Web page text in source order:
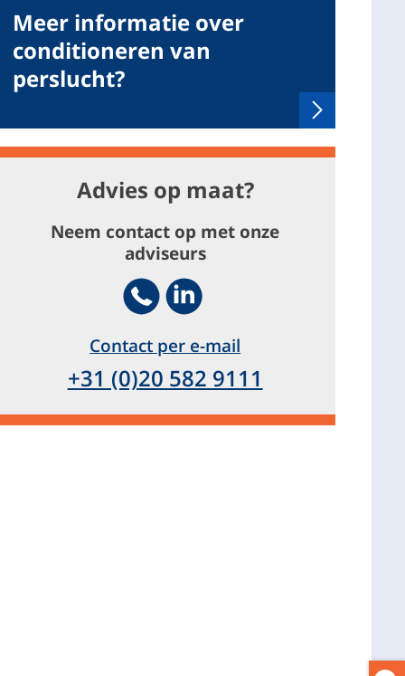
Meer informatie over
conditioneren van
perslucht?
TelephoneFooter.SocialMedia.Icon.LinkedIn
Advies op maat?
Neem contact op met onze
adviseurs
Contact per e-mail
+31 (0)20 582 9111